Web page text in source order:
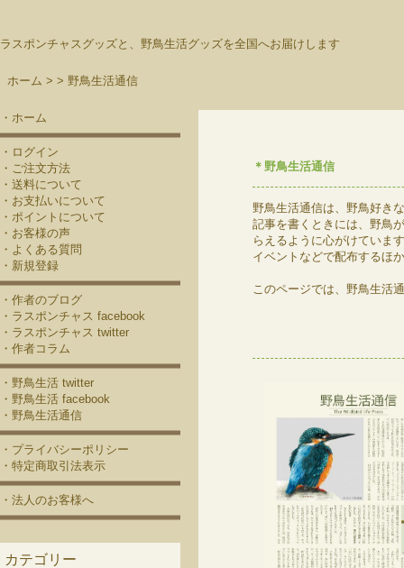
ラスポンチャスグッズと、野鳥生活グッズを全国へお届けします
ホーム > > 野鳥生活通信
・ホーム
・ログイン
・ご注文方法
・送料について
・お支払いについて
・ポイントについて
・お客様の声
・よくある質問
・新規登録
・作者のブログ
・ラスポンチャス facebook
・ラスポンチャス twitter
・作者コラム
・野鳥生活 twitter
・野鳥生活 facebook
・野鳥生活通信
・プライバシーポリシー
・特定商取引法表示
・法人のお客様へ
カテゴリー
＊野鳥生活通信
野鳥生活通信は、野鳥好き
記事を書くときには、野鳥
らえるように心がけていま
イベントなどで配布するほ
このページでは、野鳥生活